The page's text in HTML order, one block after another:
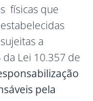
físicas que
a
Lei 10.357 de
pela